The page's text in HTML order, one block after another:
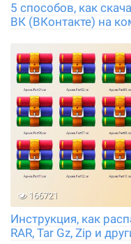
5 способов, как
ВК (ВКонтакте) на
166721
Инструкция, как
RAR, Tar Gz, Zip и